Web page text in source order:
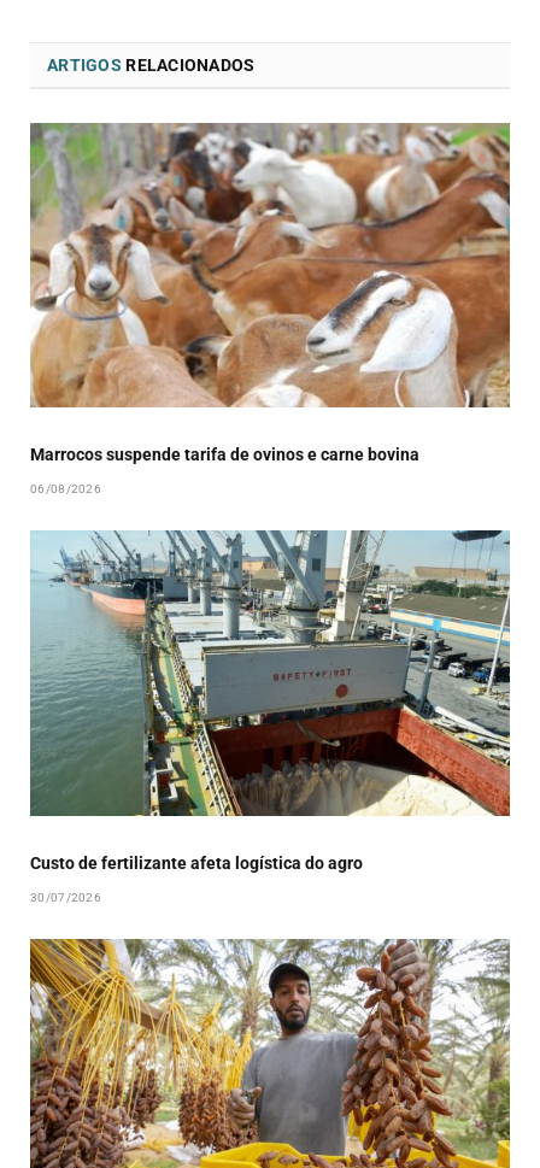
ARTIGOS RELACIONADOS
Marrocos suspende tarifa de ovinos e carne bovina
06/08/2026
Custo de fertilizante afeta logística do agro
30/07/2026